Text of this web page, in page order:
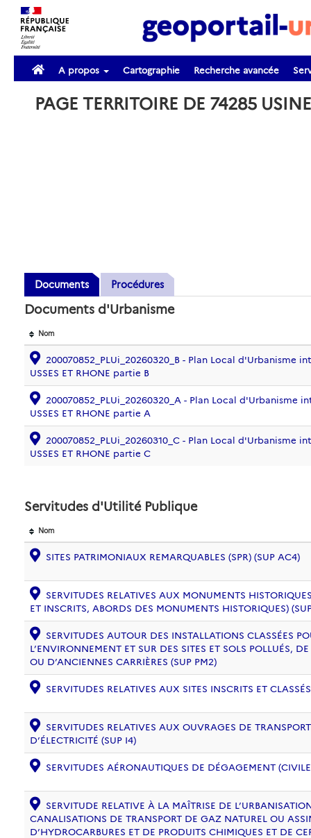
A propos Cartographie Recherche avancée
PAGE TERRITOIRE DE 74285
Documents Procédures
Documents d'Urbanisme
Nom
200070852_PLUi_20260320_B - Plan Local d'Urbanisme
USSES ET RHONE partie B
200070852_PLUi_20260320_A - Plan Local d'Urbanisme
USSES ET RHONE partie A
200070852_PLUi_20260310_C - Plan Local d'Urbanisme
USSES ET RHONE partie C
Servitudes d'Utilité Publique
Nom
SITES PATRIMONIAUX REMARQUABLES (SPR) (SUP AC4)
SERVITUDES RELATIVES AUX MONUMENTS
ET INSCRITS, ABORDS DES MONUMENTS HISTORIQUES)
SERVITUDES AUTOUR DES INSTALLATIONS CLASSÉES
L’ENVIRONNEMENT ET SUR DES SITES ET SOLS POLLUÉS,
OU D’ANCIENNES CARRIÈRES (SUP PM2)
SERVITUDES RELATIVES AUX SITES INSCRITS ET
SERVITUDES RELATIVES AUX OUVRAGES DE
D’ÉLECTRICITÉ (SUP I4)
SERVITUDES AÉRONAUTIQUES DE DÉGAGEMENT
SERVITUDE RELATIVE À LA MAÎTRISE DE
CANALISATIONS DE TRANSPORT DE GAZ NATUREL OU
D’HYDROCARBURES ET DE PRODUITS CHIMIQUES ET DE